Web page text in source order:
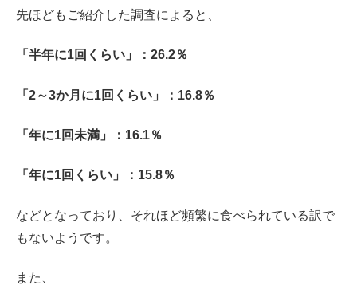
先ほどもご紹介した調査によると、
「半年に1回くらい」：26.2％
「2～3か月に1回くらい」：16.8％
「年に1回未満」：16.1％
「年に1回くらい」：15.8％
などとなっており、それほど頻繁に食べられている訳で
もないようです。
また、